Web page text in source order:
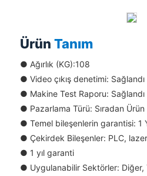
Ürün Tanım
● Ağırlık (KG):108
● Video çıkış denetimi: Sağlandı
● Makine Test Raporu: Sağlandı
● Pazarlama Türü: Sıradan Ürün
● Temel bileşenlerin garantisi: 1
● Çekirdek Bileşenler: PLC,
● 1 yıl garanti
● Uygulanabilir Sektörler: Diğer,